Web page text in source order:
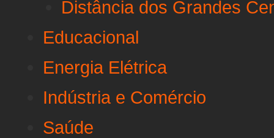
Distância dos Grandes
Educacional
Energia Elétrica
Indústria e Comércio
Saúde